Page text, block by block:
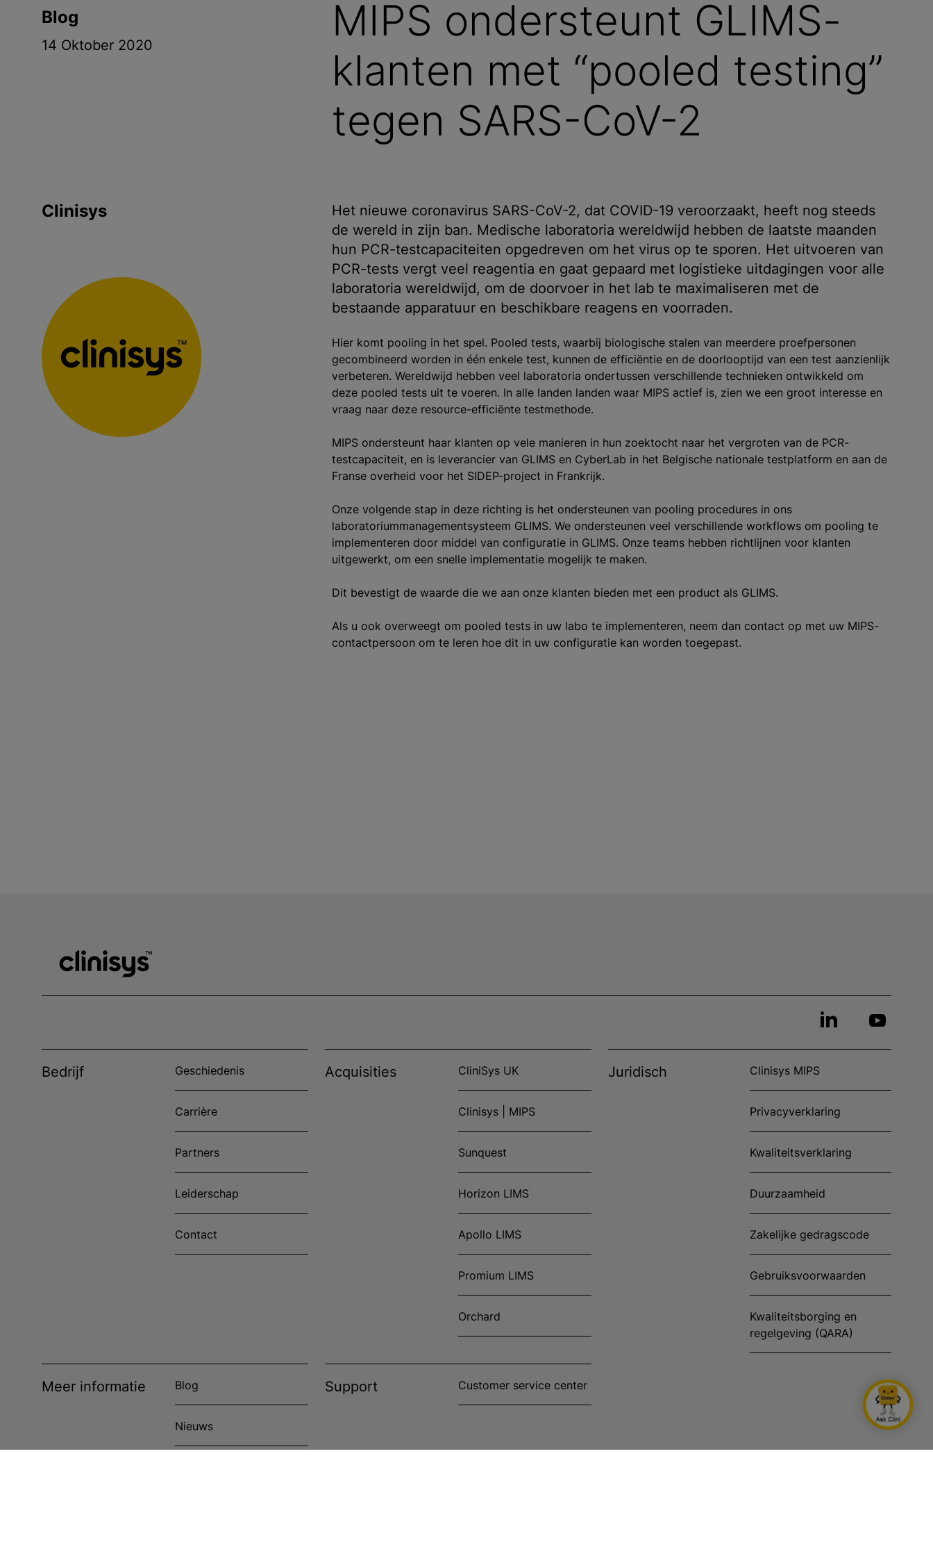
Blog
14 Oktober 2020
MIPS ondersteunt GLIMS-
klanten met “pooled testing”
tegen SARS-CoV-2
Clinisys
Het nieuwe coronavirus SARS-CoV-2, dat COVID-19 veroorzaakt, heeft nog steeds
de wereld in zijn ban. Medische laboratoria wereldwijd hebben de laatste maanden
hun PCR-testcapaciteiten opgedreven om het virus op te sporen. Het uitvoeren van
PCR-tests vergt veel reagentia en gaat gepaard met logistieke uitdagingen voor alle
laboratoria wereldwijd, om de doorvoer in het lab te maximaliseren met de
bestaande apparatuur en beschikbare reagens en voorraden.
Hier komt pooling in het spel. Pooled tests, waarbij biologische stalen van meerdere proefpersonen
gecombineerd worden in één enkele test, kunnen de efficiëntie en de doorlooptijd van een test aanzienlijk
verbeteren. Wereldwijd hebben veel laboratoria ondertussen verschillende technieken ontwikkeld om
deze pooled tests uit te voeren. In alle landen landen waar MIPS actief is, zien we een groot interesse en
vraag naar deze resource-efficiënte testmethode.
MIPS ondersteunt haar klanten op vele manieren in hun zoektocht naar het vergroten van de PCR-
testcapaciteit, en is leverancier van GLIMS en CyberLab in het Belgische nationale testplatform en aan de
Franse overheid voor het SIDEP-project in Frankrijk.
Onze volgende stap in deze richting is het ondersteunen van pooling procedures in ons
laboratoriummanagementsysteem GLIMS. We ondersteunen veel verschillende workflows om pooling te
implementeren door middel van configuratie in GLIMS. Onze teams hebben richtlijnen voor klanten
uitgewerkt, om een snelle implementatie mogelijk te maken.
Dit bevestigt de waarde die we aan onze klanten bieden met een product als GLIMS.
Als u ook overweegt om pooled tests in uw labo te implementeren, neem dan contact op met uw MIPS-
contactpersoon om te leren hoe dit in uw configuratie kan worden toegepast.
Bedrijf Geschiedenis
Carrière
Partners
Leiderschap
Contact
Acquisities CliniSys UK
Clinisys | MIPS
Sunquest
Horizon LIMS
Apollo LIMS
Promium LIMS
Orchard
Juridisch Clinisys MIPS
Privacyverklaring
Kwaliteitsverklaring
Duurzaamheid
Zakelijke gedragscode
Gebruiksvoorwaarden
Kwaliteitsborging en
regelgeving (QARA)
Meer informatie Blog
Nieuws
Support Customer service center